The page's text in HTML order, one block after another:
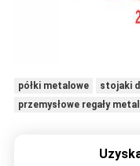
półki metalowe
stojaki
przemysłowe regały